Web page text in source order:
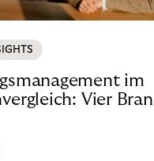
im
Vier